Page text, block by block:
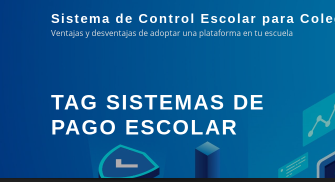
Sistema de Control Escolar para
Ventajas y desventajas de adoptar una plataforma en tu escuela
TAG SISTEMAS DE
PAGO ESCOLAR